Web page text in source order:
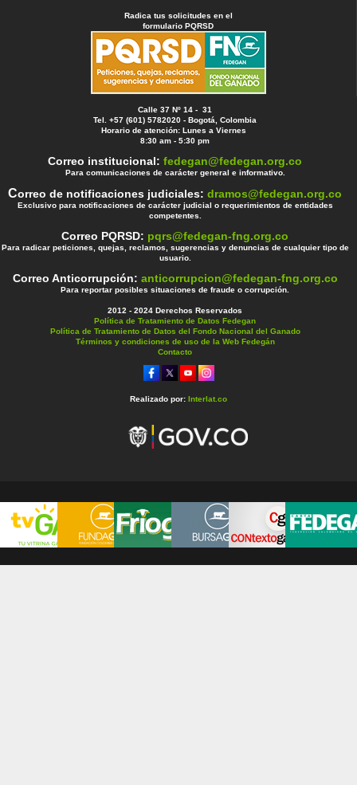
Radica tus solicitudes en el
formulario PQRSD
Calle 37 Nº 14 - 31
Tel. +57 (601) 5782020 - Bogotá, Colombia
Horario de atención: Lunes a Viernes
8:30 am - 5:30 pm
Correo institucional:fedegan@fedegan.org.co
Para comunicaciones de carácter general e informativo.
Correo de notificaciones judiciales:dramos@fedegan.org.co
Exclusivo para notificaciones de carácter judicial o requerimientos de entidades
competentes.
Correo PQRSD: pqrs@fedegan-fng.org.co
Para radicar peticiones, quejas, reclamos, sugerencias y denuncias de cualquier tipo de
usuario.
Correo Anticorrupción: anticorrupcion@fedegan-fng.org.co
Para reportar posibles situaciones de fraude o corrupción.
2012 - 2024 Derechos Reservados
Política de Tratamiento de Datos Fedegan
Política de Tratamiento de Datos del Fondo Nacional del Ganado
Términos y condiciones de uso de la Web Fedegán
Contacto
Realizado por: Interlat.co